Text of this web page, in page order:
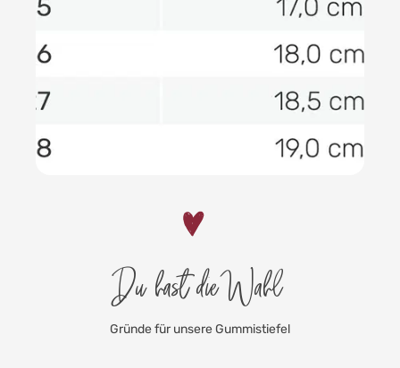
Du hast die Wahl
Gründe für unsere Gummistiefel